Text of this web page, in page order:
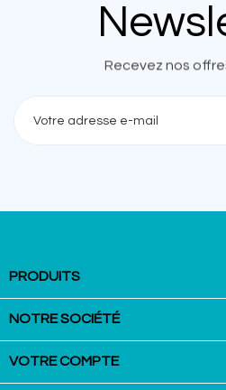
Recevez nos
PRODUITS
NOTRE SOCIÉTÉ
VOTRE COMPTE